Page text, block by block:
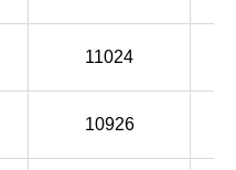
11024
10926